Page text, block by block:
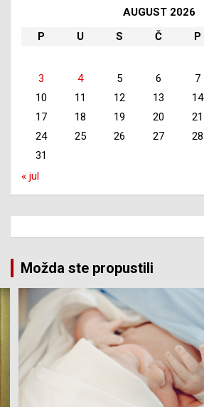
AUGUST 2026
P
U S Č P
3
4 5 6 7
10
11 12 13 14
17
18 19 20 21
24
25 26 27 28
31
« jul
Možda ste propustili